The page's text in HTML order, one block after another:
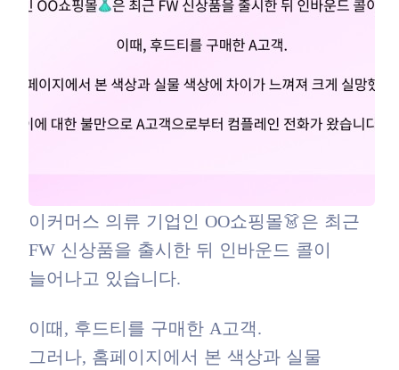
이커머스 의류 기업인 OO쇼핑몰👗은 최근
FW 신상품을 출시한 뒤 인바운드 콜이
늘어나고 있습니다.
이때, 후드티를 구매한 A고객.
그러나, 홈페이지에서 본 색상과 실물